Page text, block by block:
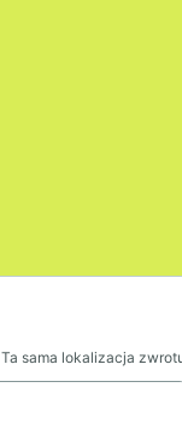
Ta sama lokalizacja